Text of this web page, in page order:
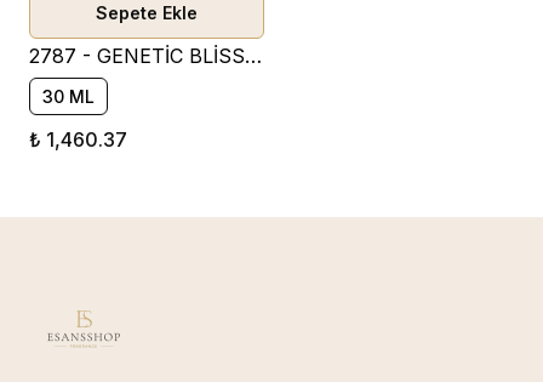
Sepete Ekle
2787 - GENETİC BLİSS PARFÜM ESANSI ( ODUNSU )
30 ML
₺ 1,460.37